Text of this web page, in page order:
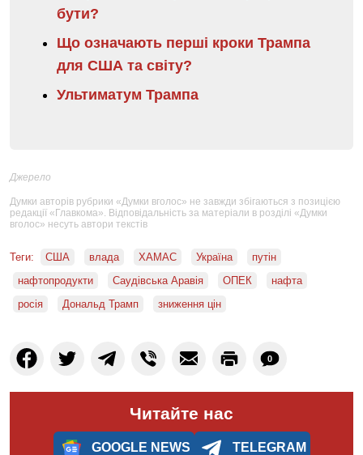
бути?
Що означають перші кроки Трампа
для США та світу?
Ультиматум Трампа
Джерело
Думки авторів рубрики «Думки вголос» не завжди збігаються з позицією
редакції «Главкома». Відповідальність за матеріали в розділі «Думки
вголос» несуть автори текстів
Теги: США влада ХАМАС Україна
путін
нафтопродукти
Саудівська Аравія ОПЕК
нафта
росія
Дональд Трамп зниження цін
0
Читайте нас
GOOGLE NEWS TELEGRAM